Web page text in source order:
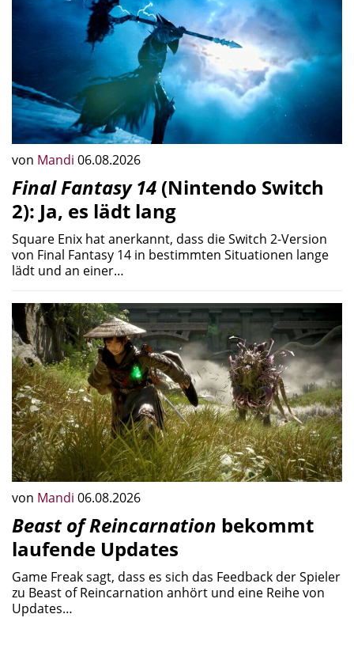
von Mandi 06.08.2026
Final Fantasy 14 (Nintendo Switch
2): Ja, es lädt lang
Square Enix hat anerkannt, dass die Switch 2-Version
von Final Fantasy 14 in bestimmten Situationen lange
lädt und an einer…
von Mandi 06.08.2026
Beast of Reincarnation bekommt
laufende Updates
Game Freak sagt, dass es sich das Feedback der Spieler
zu Beast of Reincarnation anhört und eine Reihe von
Updates…